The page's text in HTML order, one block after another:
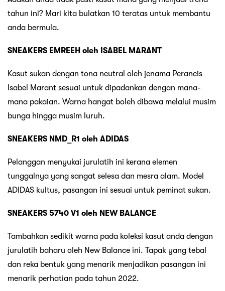
tahun ini? Mari kita bulatkan 10 teratas untuk membantu
anda bermula.
SNEAKERS EMREEH oleh ISABEL MARANT
Kasut sukan dengan tona neutral oleh jenama Perancis
Isabel Marant sesuai untuk dipadankan dengan mana-
mana pakaian. Warna hangat boleh dibawa melalui musim
bunga hingga musim luruh.
SNEAKERS NMD_R1 oleh ADIDAS
Pelanggan menyukai jurulatih ini kerana elemen
tunggalnya yang sangat selesa dan mesra alam. Model
ADIDAS kultus, pasangan ini sesuai untuk peminat sukan.
SNEAKERS 5740 V1 oleh NEW BALANCE
Tambahkan sedikit warna pada koleksi kasut anda dengan
jurulatih baharu oleh New Balance ini. Tapak yang tebal
dan reka bentuk yang menarik menjadikan pasangan ini
menarik perhatian pada tahun 2022.